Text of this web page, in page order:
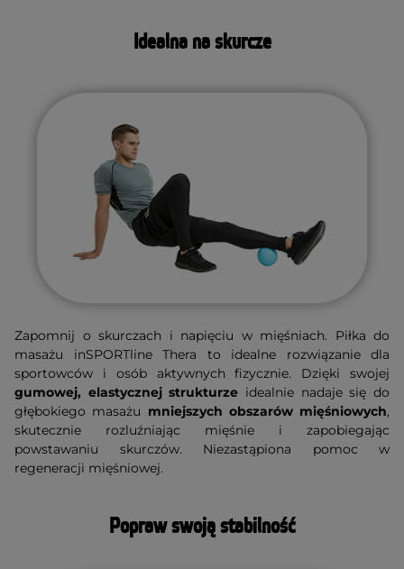
Idealna na skurcze
Zapomnij o skurczach i napięciu w mięśniach. Piłka do
masażu inSPORTline Thera to idealne rozwiązanie dla
sportowców i osób aktywnych fizycznie. Dzięki swojej
gumowej, elastycznej strukturze idealnie nadaje się do
głębokiego masażu mniejszych obszarów mięśniowych,
skutecznie rozluźniając mięśnie i zapobiegając
powstawaniu skurczów. Niezastąpiona pomoc w
regeneracji mięśniowej.
Popraw swoją stabilność